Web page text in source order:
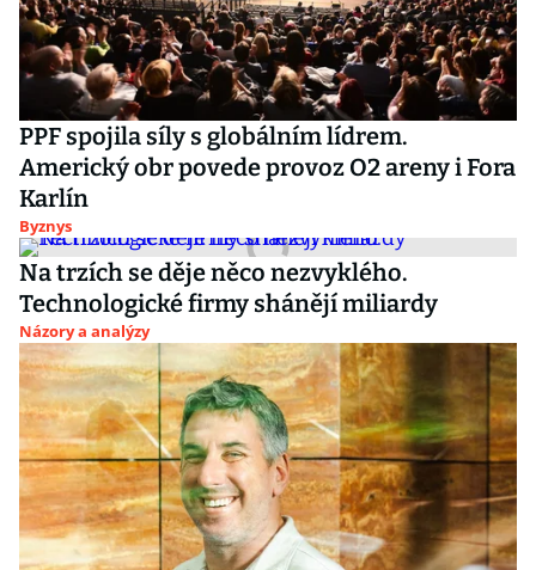
PPF spojila síly s globálním lídrem.
Americký obr povede provoz O2 areny i Fora
Karlín
Byznys
Na trzích se děje něco nezvyklého.
Technologické firmy shánějí miliardy
Názory a analýzy